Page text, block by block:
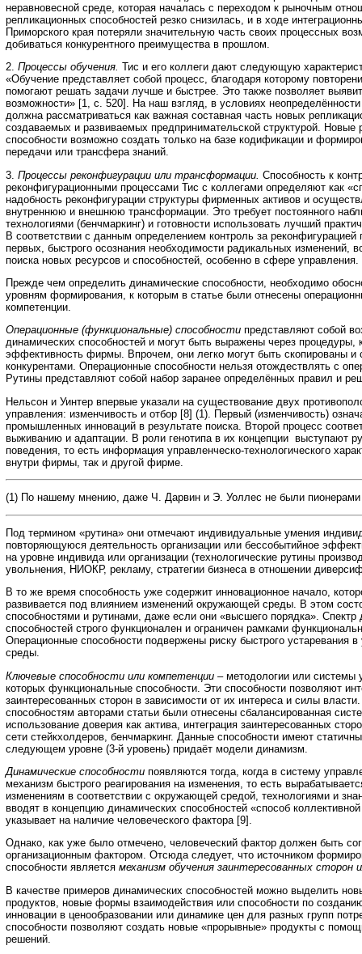
неравновесной среде, которая началась с переходом к рыночным
репликационных способностей резко снизилась, и в ходе
Приморского края потеряли значительную часть своих процессных
добиваться конкурентного преимущества в прошлом.
2. Процессы обучения. Тис и его коллеги дают следующую
«Обучение представляет собой процесс, благодаря которому
помогают решать задачи лучше и быстрее. Это также позволяет
возможности» [1, с. 520]. На наш взгляд, в условиях
должна рассматриваться как важная составная часть новых
создаваемых и развиваемых предпринимательской структурой. Новые
способности возможно создать только на базе кодификации и
передачи или трансфера знаний.
3. Процессы реконфигурации или трансформации. Способность к
реконфигурационными процессами Тис с коллегами определяют как
надобность реконфигурации структуры фирменных активов и
внутреннюю и внешнюю трансформации. Это требует постоянного
технологиями (бенчмаркинг) и готовности использовать лучший
В соответствии с данным определением контроль за реконфигурацией
первых, быстрого осознания необходимости радикальных изменений,
поиска новых ресурсов и способностей, особенно в сфере управления.
Прежде чем определить динамические способности, необходимо
уровням формирования, к которым в статье были отнесены
компетенции.
Операционные (функциональные) способности представляют собой
динамических способностей и могут быть выражены через
эффективность фирмы. Впрочем, они легко могут быть скопированы и
конкурентами. Операционные способности нельзя отождествлять с
Рутины представляют собой набор заранее определённых правил и
Нельсон и Уинтер впервые указали на существование двух
управления: изменчивость и отбор [8] (1). Первый (изменчивость)
промышленных инноваций в результате поиска. Второй процесс
выживанию и адаптации. В роли генотипа в их концепции выступают
поведения, то есть информация управленческо-технологического
внутри фирмы, так и другой фирме.
(1) По нашему мнению, даже Ч. Дарвин и Э. Уоллес не были
Под термином «рутина» они отмечают индивидуальные умения
повторяющуюся деятельность организации или бессобытийное
на уровне индивида или организации (технологические рутины
увольнения, НИОКР, рекламу, стратегии бизнеса в отношении
В то же время способность уже содержит инновационное начало,
развивается под влиянием изменений окружающей среды. В этом
способностями и рутинами, даже если они «высшего порядка». Спектр
способностей строго функционален и ограничен рамками
Операционные способности подвержены риску быстрого устаревания в
среды.
Ключевые способности или компетенции – методологии или системы
которых функциональные способности. Эти способности позволяют
заинтересованных сторон в зависимости от их интереса и силы
способностям авторами статьи были отнесены сбалансированная
использование доверия как актива, интеграция заинтересованных
сети стейкхолдеров, бенчмаркинг. Данные способности имеют
следующем уровне (3-й уровень) придаёт модели динамизм.
Динамические способности появляются тогда, когда в систему
механизм быстрого реагирования на изменения, то есть
изменениям в соответствии с окружающей средой, технологиями и
вводят в концепцию динамических способностей «способ
указывает на наличие человеческого фактора [9].
Однако, как уже было отмечено, человеческий фактор должен быть
организационным фактором. Отсюда следует, что источником
способности является механизм обучения заинтересованных сторон
В качестве примеров динамических способностей можно выделить
продуктов, новые формы взаимодействия или способности по
инновации в ценообразовании или динамике цен для разных групп
способности позволяют создать новые «прорывные» продукты с
решений.